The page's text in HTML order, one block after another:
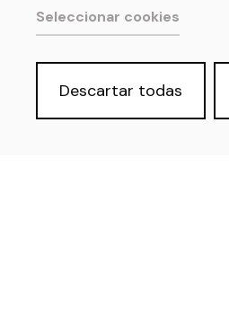
Seleccionar cookies
Descartar todas